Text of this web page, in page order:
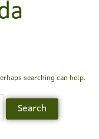
searching can help.